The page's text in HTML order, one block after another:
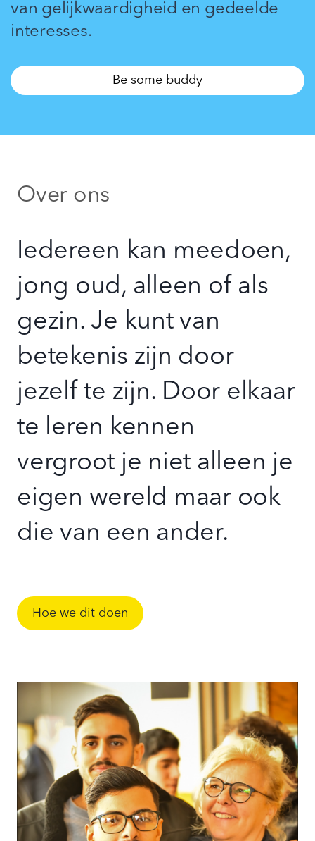
van gelijkwaardigheid en gedeelde
interesses.
Be some buddy
Over ons
Iedereen kan meedoen,
jong oud, alleen of als
gezin. Je kunt van
betekenis zijn door
jezelf te zijn. Door elkaar
te leren kennen
vergroot je niet alleen je
eigen wereld maar ook
die van een ander.
Hoe we dit doen